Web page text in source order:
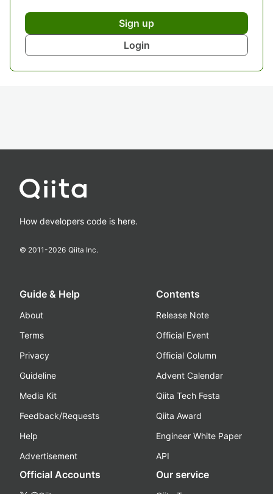
Sign up
Login
How developers code is here.
© 2011-2026 Qiita Inc.
Guide & Help
About
Terms
Privacy
Guideline
Media Kit
Feedback/Requests
Help
Advertisement
Contents
Release Note
Official Event
Official Column
Advent Calendar
Qiita Tech Festa
Qiita Award
Engineer White Paper
API
Official Accounts Our service